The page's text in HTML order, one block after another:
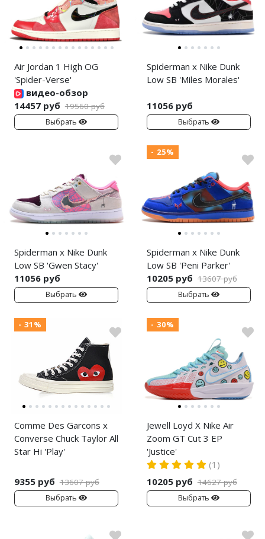
Air Jordan 1 High OG
'Spider-Verse'
видео-обзор
14457 руб 19560 руб
Выбрать
Spiderman x Nike Dunk
Low SB 'Miles Morales'
11056 руб
Выбрать
Spiderman x Nike Dunk
Low SB 'Gwen Stacy'
11056 руб
Выбрать
- 25%
Spiderman x Nike Dunk
Low SB 'Peni Parker'
10205 руб 13607 руб
Выбрать
- 31%
Comme Des Garcons x
Converse Chuck Taylor All
Star Hi 'Play'
9355 руб 13607 руб
Выбрать
- 30%
Jewell Loyd X Nike Air
Zoom GT Cut 3 EP
'Justice'
(1)
10205 руб 14627 руб
Выбрать